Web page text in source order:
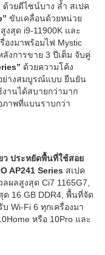
ด้วยดีไซน์บาง ล้ำ สเปค
ขับเคลื่อนด้วยหน่วย
งสุด i9-11900K และ
องมาพร้อมไฟ Mystic
งการขาย 3 ปีเต็ม จับคู่
” ด้วยความโค้ง
ย่างสมบูรณ์แบบ ยืนยัน
งานได้สบายกว่ามาก
ภาพที่แบนราบกว่า
ว ประหยัดพื้นที่ใช้สอย
AP241 Series สเปค
ผลสูงสุด Ci7 1165G7,
16 GB DDR4, พื้นที่จัด
Wi-Fi 6 ทุกเครื่องมา
หรือ 10Pro และ